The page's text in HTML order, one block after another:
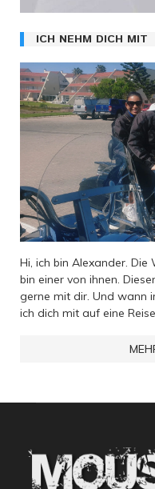
ICH NEHM DICH MIT
Hi, ich bin Alexander. Die
bin einer von ihnen.
gerne mit dir. Und wann
ich dich mit auf eine Reise.